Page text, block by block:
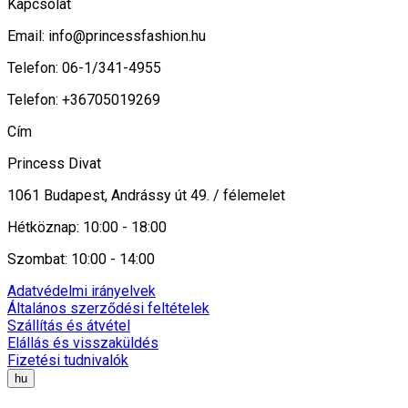
Kapcsolat
Email: info@princessfashion.hu
Telefon: 06-1/341-4955
Telefon: +36705019269
Cím
Princess Divat
1061 Budapest, Andrássy út 49. / félemelet
Hétköznap: 10:00 - 18:00
Szombat: 10:00 - 14:00
Adatvédelmi irányelvek
Általános szerződési feltételek
Szállítás és átvétel
Elállás és visszaküldés
Fizetési tudnivalók
hu